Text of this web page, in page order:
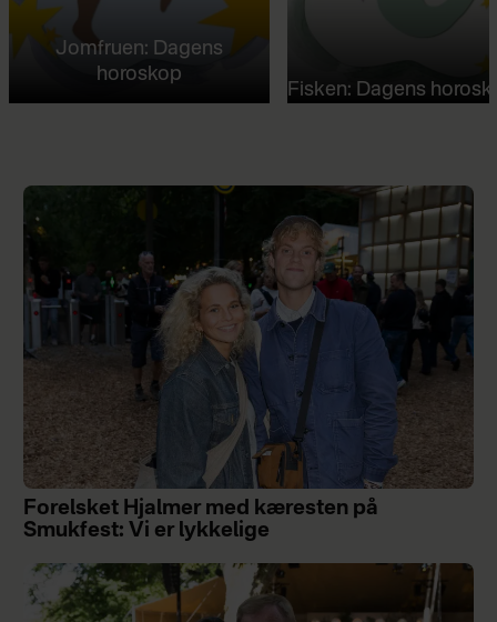
Jomfruen: Dagens
horoskop
Fisken: Dagens
Forelsket Hjalmer med kæresten på
Smukfest: Vi er lykkelige